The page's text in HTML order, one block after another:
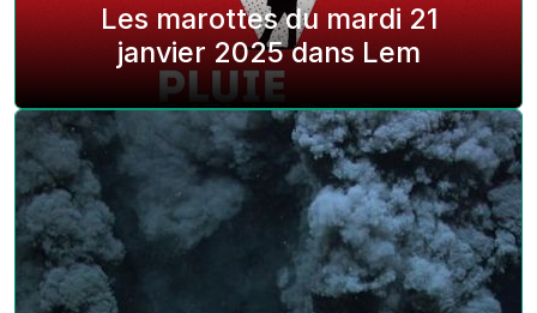
Les marottes du mardi 21
janvier 2025 dans Lem